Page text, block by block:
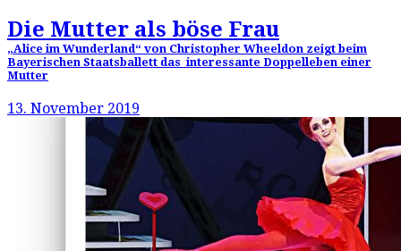
Die Mutter als böse Frau
„Alice im Wunderland“ von Christopher Wheeldon zeigt beim
Bayerischen Staatsballett das interessante Doppelleben einer
Mutter
13. November 2019